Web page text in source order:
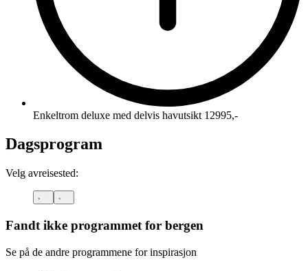
Enkeltrom deluxe med delvis havutsikt 12995,-
Dagsprogram
Velg avreisested:
Fandt ikke programmet for bergen
Se på de andre programmene for inspirasjon